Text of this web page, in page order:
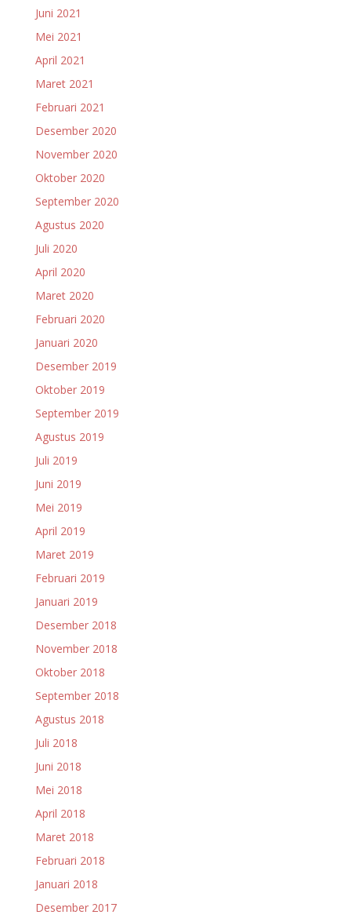
Juni 2021
Mei 2021
April 2021
Maret 2021
Februari 2021
Desember 2020
November 2020
Oktober 2020
September 2020
Agustus 2020
Juli 2020
April 2020
Maret 2020
Februari 2020
Januari 2020
Desember 2019
Oktober 2019
September 2019
Agustus 2019
Juli 2019
Juni 2019
Mei 2019
April 2019
Maret 2019
Februari 2019
Januari 2019
Desember 2018
November 2018
Oktober 2018
September 2018
Agustus 2018
Juli 2018
Juni 2018
Mei 2018
April 2018
Maret 2018
Februari 2018
Januari 2018
Desember 2017